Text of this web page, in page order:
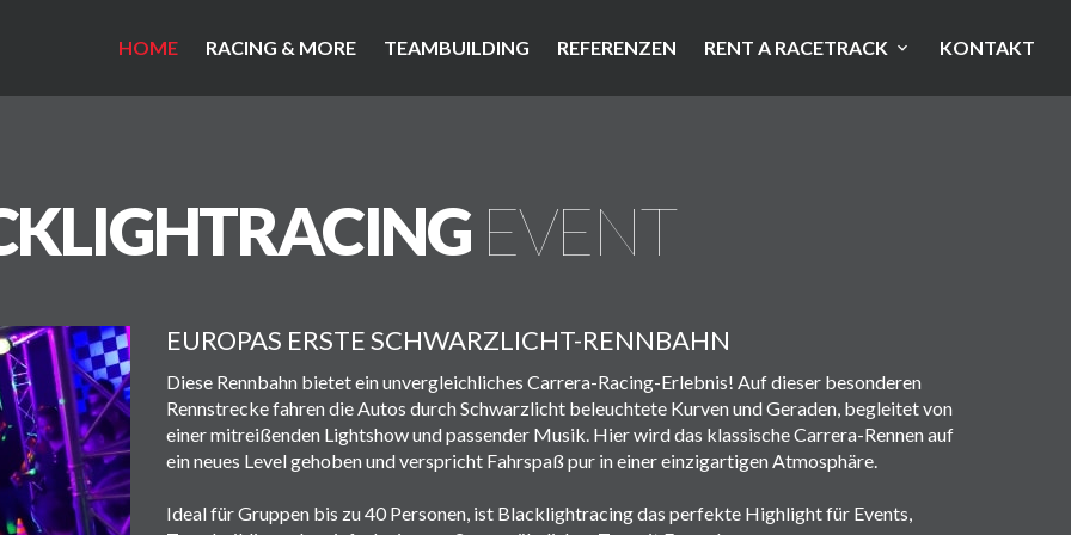
HOME RACING & MORE TEAMBUILDING REFERENZEN RENT A RACETRACK KONTAKT
EVENT
EUROPAS ERSTE SCHWARZLICHT-RENNBAHN
Diese Rennbahn bietet ein unvergleichliches Carrera-Racing-Erlebnis! Auf dieser besonderen
Rennstrecke fahren die Autos durch Schwarzlicht beleuchtete Kurven und Geraden, begleitet von
einer mitreißenden Lightshow und passender Musik. Hier wird das klassische Carrera-Rennen auf
ein neues Level gehoben und verspricht Fahrspaß pur in einer einzigartigen Atmosphäre.
Ideal für Gruppen bis zu 40 Personen, ist Blacklightracing das perfekte Highlight für Events,